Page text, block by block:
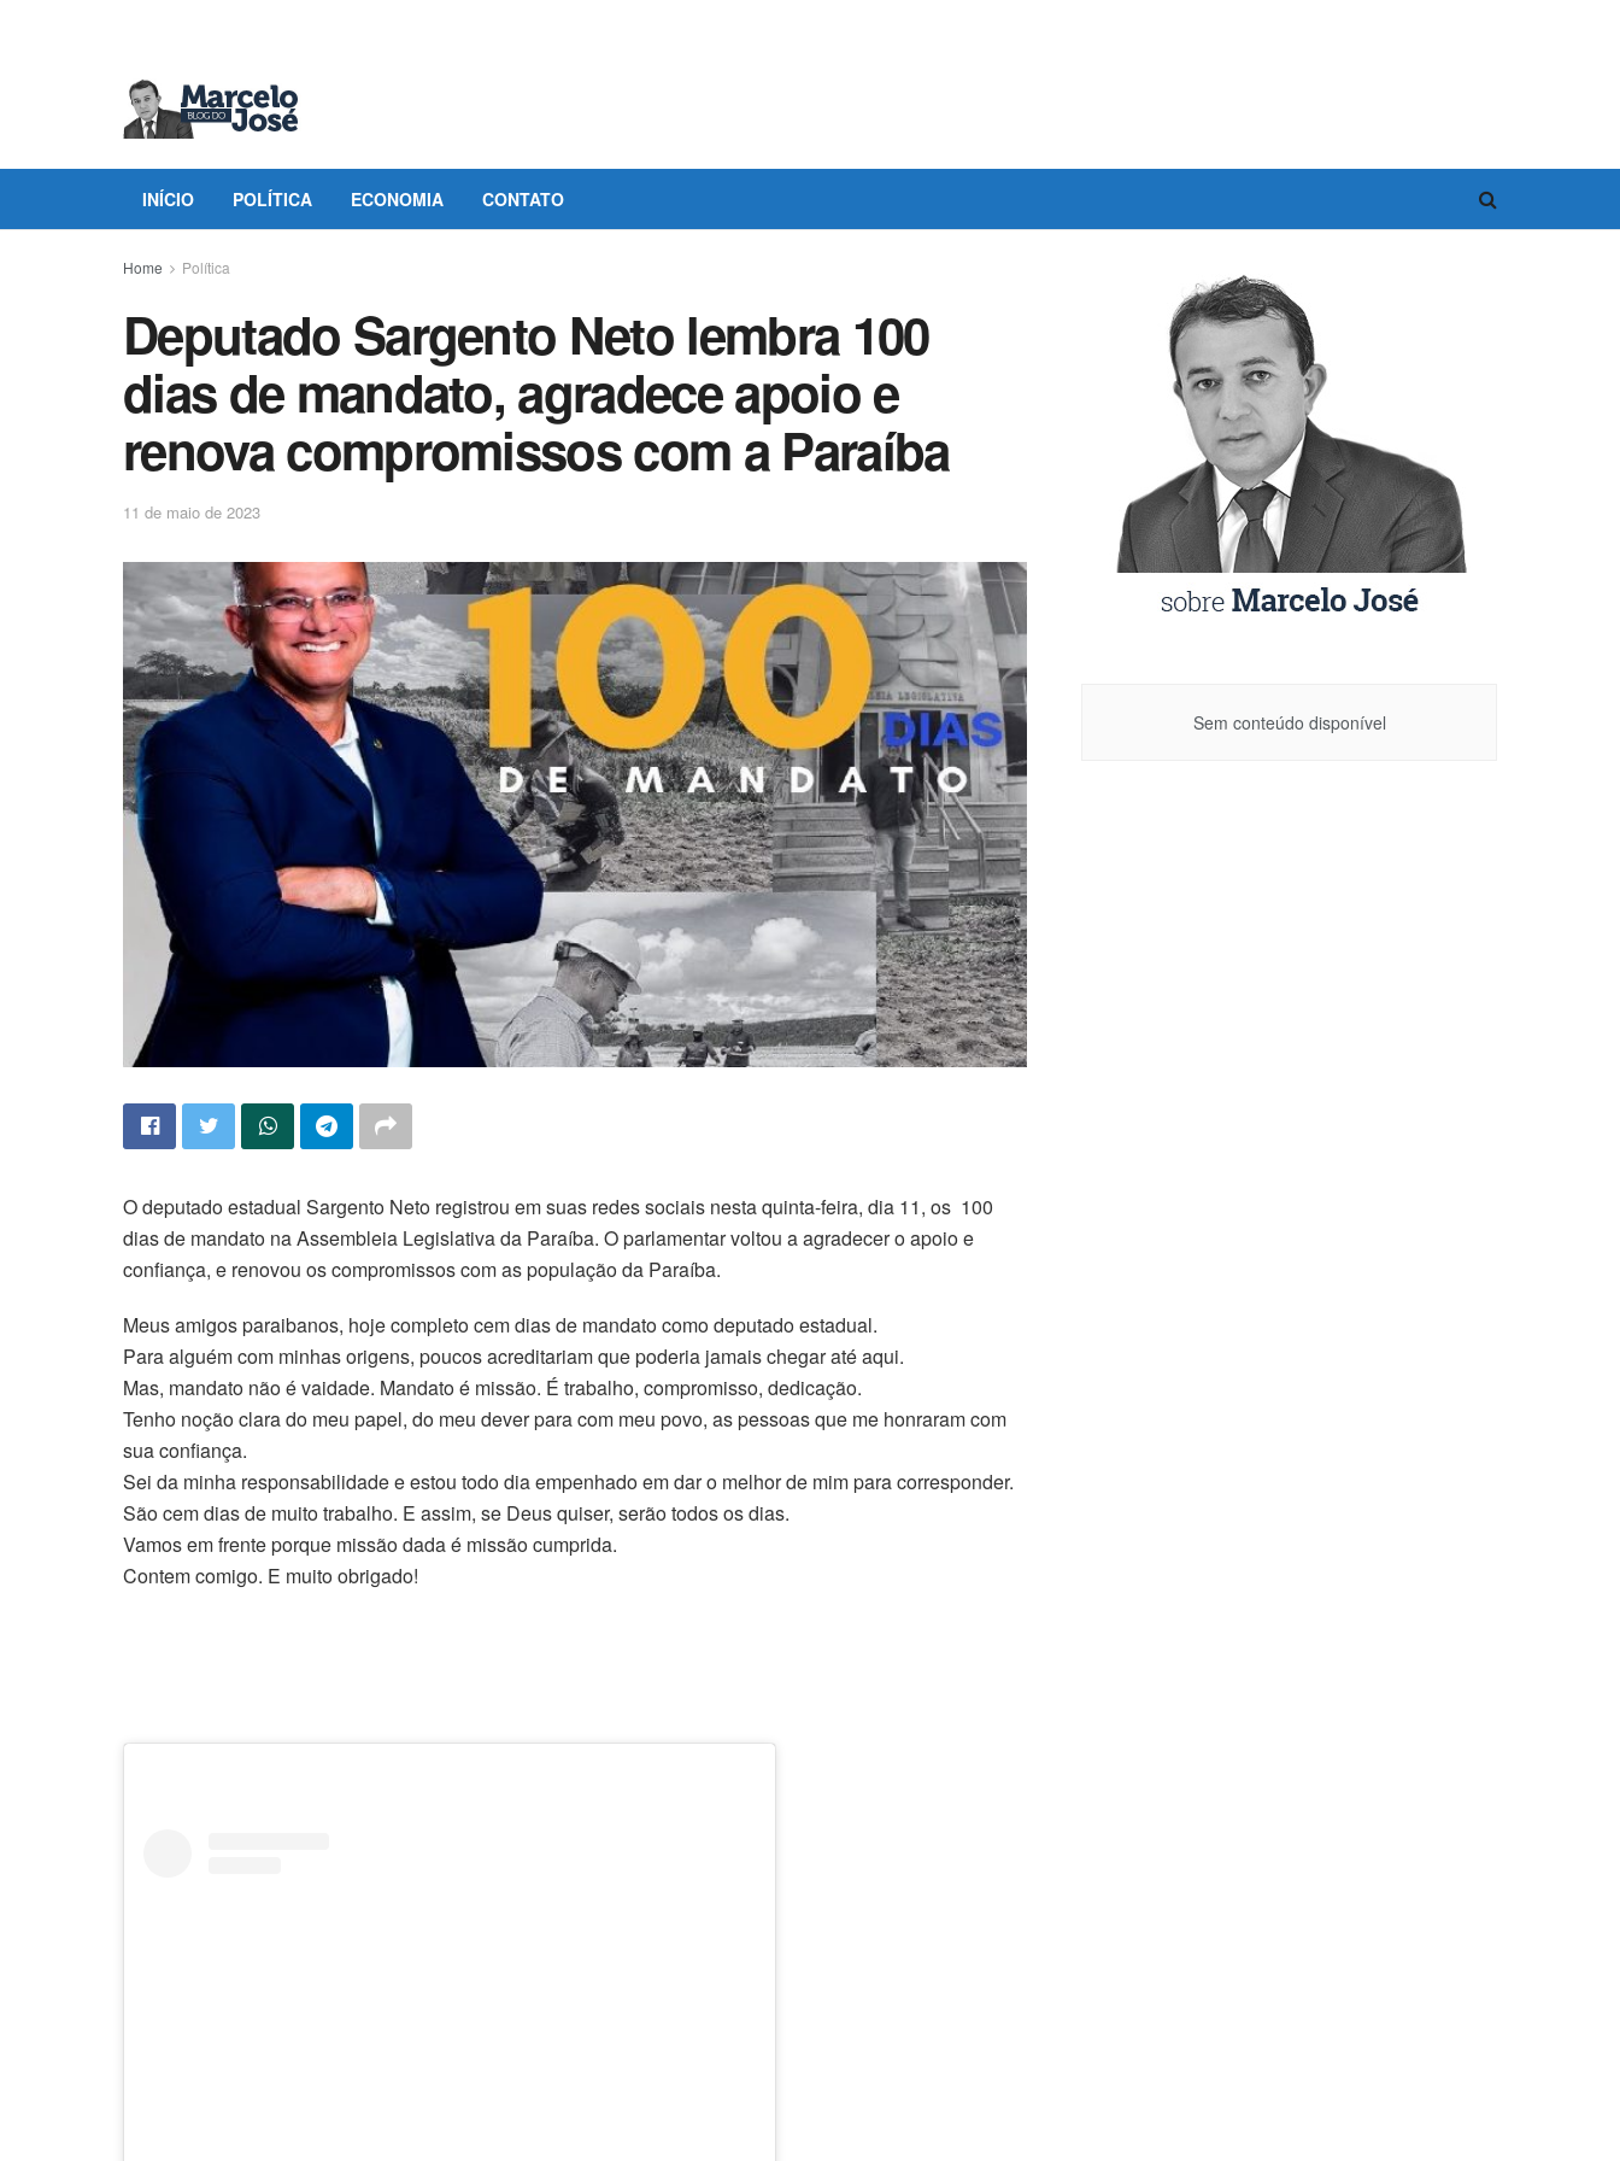
INÍCIO POLÍTICA ECONOMIA CONTATO
Home Política
Deputado Sargento Neto lembra 100
dias de mandato, agradece apoio e
renova compromissos com a Paraíba
11 de maio de 2023
O deputado estadual Sargento Neto registrou em suas redes sociais nesta quinta-feira, dia 11, os 100
dias de mandato na Assembleia Legislativa da Paraíba. O parlamentar voltou a agradecer o apoio e
confiança, e renovou os compromissos com as população da Paraíba.
Meus amigos paraibanos, hoje completo cem dias de mandato como deputado estadual.
Para alguém com minhas origens, poucos acreditariam que poderia jamais chegar até aqui.
Mas, mandato não é vaidade. Mandato é missão. É trabalho, compromisso, dedicação.
Tenho noção clara do meu papel, do meu dever para com meu povo, as pessoas que me honraram com
sua confiança.
Sei da minha responsabilidade e estou todo dia empenhado em dar o melhor de mim para corresponder.
São cem dias de muito trabalho. E assim, se Deus quiser, serão todos os dias.
Vamos em frente porque missão dada é missão cumprida.
Contem comigo. E muito obrigado!
Sem conteúdo disponível